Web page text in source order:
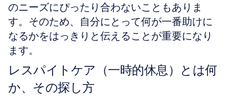
のニーズにぴったり合わないこともありま
す。そのため、自分にとって何が一番助けに
なるかをはっきりと伝えることが重要になり
ます。
レスパイトケア（一時的休息）とは何
か、その探し方